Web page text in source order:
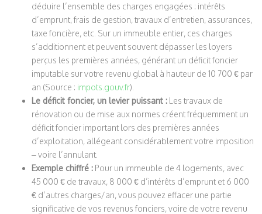
déduire l’ensemble des charges engagées : intérêts
d’emprunt, frais de gestion, travaux d’entretien, assurances,
taxe foncière, etc. Sur un immeuble entier, ces charges
s’additionnent et peuvent souvent dépasser les loyers
perçus les premières années, générant un déficit foncier
imputable sur votre revenu global à hauteur de 10 700 € par
an (Source : impots.gouv.fr).
Le déficit foncier, un levier puissant : Les travaux de
rénovation ou de mise aux normes créent fréquemment un
déficit foncier important lors des premières années
d’exploitation, allégeant considérablement votre imposition
– voire l’annulant.
Exemple chiffré : Pour un immeuble de 4 logements, avec
45 000 € de travaux, 8 000 € d’intérêts d’emprunt et 6 000
€ d’autres charges/an, vous pouvez effacer une partie
significative de vos revenus fonciers, voire de votre revenu